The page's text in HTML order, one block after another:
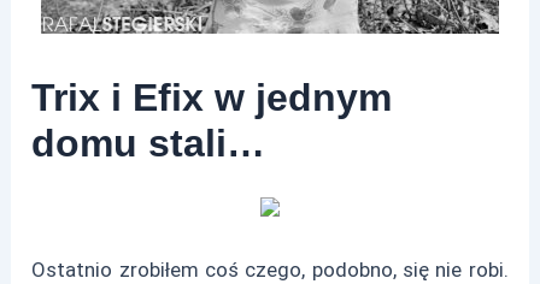
Trix i Efix w jednym
domu stali…
Ostatnio zrobiłem coś czego, podobno, się nie robi.